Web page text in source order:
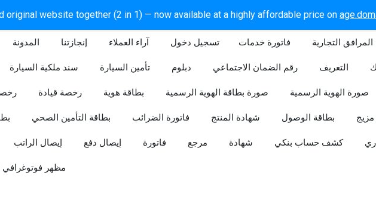
original website together (2 in 1) — now available at a highly affordable price on
المدونة إنجازتنا آراء العملاء تسجيل دخول​ فاتورة خدمات المرافق التجارية
سند ملكية السيارة تأمين السيارة دبلوم رقم الضمان الاجتماعي التعريف
رخصة قيادة بطاقة هوية صورة بطاقة الهوية الرسمية صورة الهوية الرسمية
بطاقة التأمين الصحي فاتورة الضرائب شهادة المنتج بطاقة الوصول
إيصال الراتب إيصال دفع فاتورة مرجع شهادة كشف حساب بنكي
مظهر فوتوغرافي